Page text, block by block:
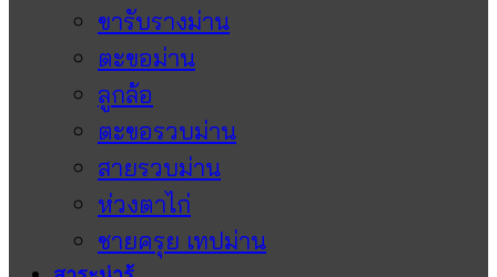
ขารับรางม่าน
ตะขอม่าน
ลูกล้อ
ตะขอรวบม่าน
สายรวบม่าน
ห่วงตาไก่
ชายครุย เทปม่าน